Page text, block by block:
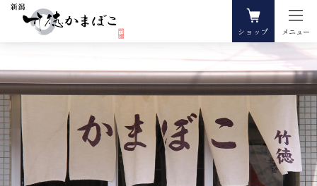
ショップ メニュー